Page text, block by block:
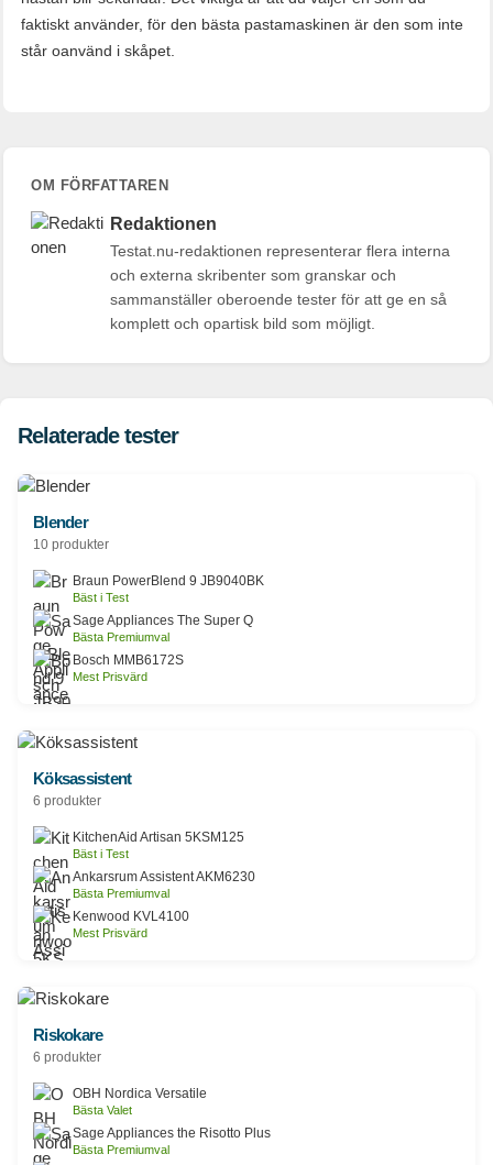
faktiskt använder, för den bästa pastamaskinen är den som inte
står oanvänd i skåpet.
OM FÖRFATTAREN
Redaktionen
Testat.nu-redaktionen representerar flera interna
och externa skribenter som granskar och
sammanställer oberoende tester för att ge en så
komplett och opartisk bild som möjligt.
Relaterade tester
Blender
10 produkter
Braun PowerBlend 9 JB9040BK
Bäst i Test
Sage Appliances The Super Q
Bästa Premiumval
Bosch MMB6172S
Mest Prisvärd
Köksassistent
6 produkter
KitchenAid Artisan 5KSM125
Bäst i Test
Ankarsrum Assistent AKM6230
Bästa Premiumval
Kenwood KVL4100
Mest Prisvärd
Riskokare
6 produkter
OBH Nordica Versatile
Bästa Valet
Sage Appliances the Risotto Plus
Bästa Premiumval